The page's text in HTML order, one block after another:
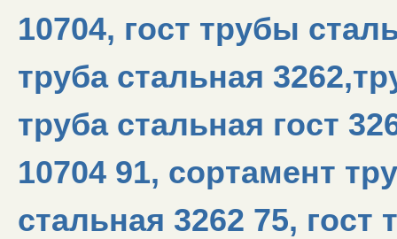
10704, гост трубы
труба стальная
труба стальная гост
10704 91, сортамент
стальная 3262 75,